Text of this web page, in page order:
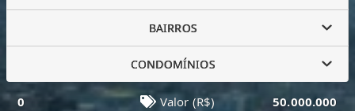
BAIRROS
CONDOMÍNIOS
0 Valor (R$) 50.000.000